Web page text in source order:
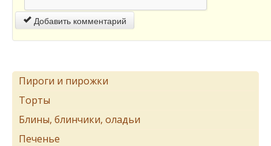
Добавить комментарий
Пироги и пирожки
Торты
Блины, блинчики, оладьи
Печенье